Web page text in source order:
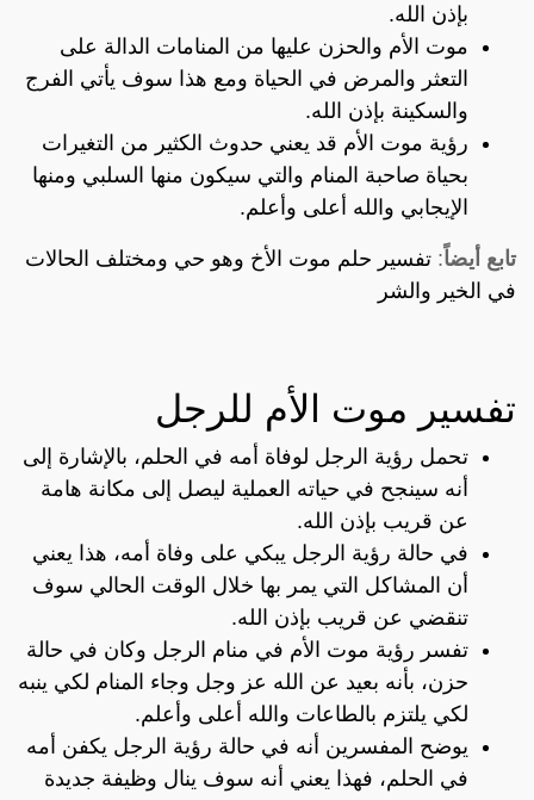
بإذن الله.
موت الأم والحزن عليها من المنامات الدالة على
التعثر والمرض في الحياة ومع هذا سوف يأتي الفرج
والسكينة بإذن الله.
رؤية موت الأم قد يعني حدوث الكثير من التغيرات
بحياة صاحبة المنام والتي سيكون منها السلبي ومنها
الإيجابي والله أعلى وأعلم.
تابع أيضاً: تفسير حلم موت الأخ وهو حي ومختلف الحالات
في الخير والشر
تفسير موت الأم للرجل
تحمل رؤية الرجل لوفاة أمه في الحلم، بالإشارة إلى
أنه سينجح في حياته العملية ليصل إلى مكانة هامة
عن قريب بإذن الله.
في حالة رؤية الرجل يبكي على وفاة أمه، هذا يعني
أن المشاكل التي يمر بها خلال الوقت الحالي سوف
تنقضي عن قريب بإذن الله.
تفسر رؤية موت الأم في منام الرجل وكان في حالة
حزن، بأنه بعيد عن الله عز وجل وجاء المنام لكي ينبه
لكي يلتزم بالطاعات والله أعلى وأعلم.
يوضح المفسرين أنه في حالة رؤية الرجل يكفن أمه
في الحلم، فهذا يعني أنه سوف ينال وظيفة جديدة